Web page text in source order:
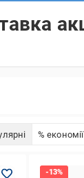
% економії